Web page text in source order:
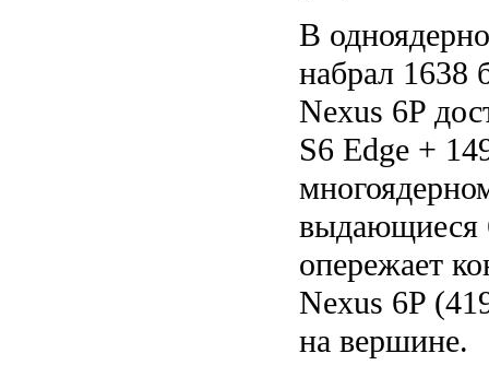
В
набрал 1638
Nexus 6P
S6 Edge +
выдающиеся
опережает
Nexus 6P
на вершине.